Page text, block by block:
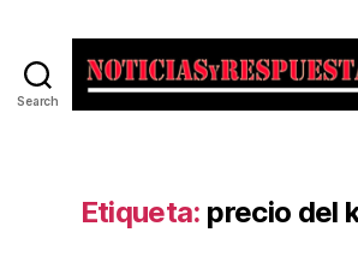
Search
Etiqueta: precio del